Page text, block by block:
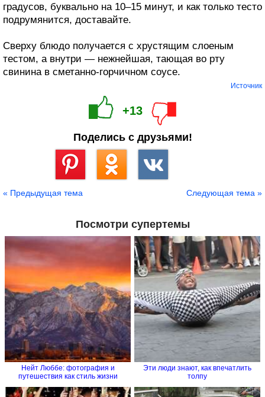
градусов, буквально на 10–15 минут, и как только тесто
подрумянится, доставайте.
Сверху блюдо получается с хрустящим слоеным
тестом, а внутри — нежнейшая, тающая во рту
свинина в сметанно-горчичном соусе.
Источник
+13
Поделись с друзьями!
« Предыдущая тема Следующая тема »
Посмотри супертемы
Нейт Люббе: фотография и
путешествия как стиль жизни
Эти люди знают, как впечатлить
толпу